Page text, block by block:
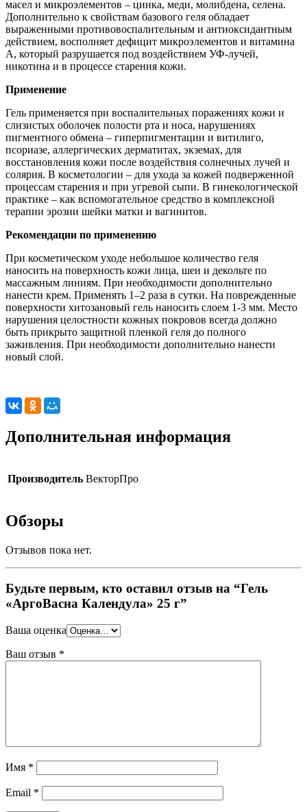
масел и микроэлементов – цинка, меди, молибдена, селена.
Дополнительно к свойствам базового геля обладает
выраженными противовоспалительным и антиоксидантным
действием, восполняет дефицит микроэлементов и витамина
А, который разрушается под воздействием УФ-лучей,
никотина и в процессе старения кожи.
Применение
Гель применяется при воспалительных поражениях кожи и
слизистых оболочек полости рта и носа, нарушениях
пигментного обмена – гиперпигментации и витилиго,
псориазе, аллергических дерматитах, экземах, для
восстановления кожи после воздействия солнечных лучей и
солярия. В косметологии – для ухода за кожей подверженной
процессам старения и при угревой сыпи. В гинекологической
практике – как вспомогательное средство в комплексной
терапии эрозии шейки матки и вагинитов.
Рекомендации по применению
При косметическом уходе небольшое количество геля
наносить на поверхность кожи лица, шеи и декольте по
массажным линиям. При необходимости дополнительно
нанести крем. Применять 1–2 раза в сутки. На поврежденные
поверхности хитозановый гель наносить слоем 1-3 мм. Место
нарушения целостности кожных покровов всегда должно
быть прикрыто защитной пленкой геля до полного
заживления. При необходимости дополнительно нанести
новый слой.
Дополнительная информация
Производитель ВекторПро
Обзоры
Отзывов пока нет.
Будьте первым, кто оставил отзыв на “Гель
«АргоВасна Календула» 25 г”
Ваша оценка
Ваш отзыв *
Имя *
Email *